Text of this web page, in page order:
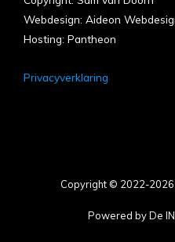
Webdesign: Aideon
Hosting: Pantheon
Privacyverklaring
Copyright © 2022-2026
Powered by De